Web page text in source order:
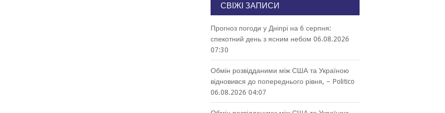
СВІЖІ ЗАПИСИ
Прогноз погоди у Дніпрі на 6 серпня:
спекотний день з ясним небом 06.08.2026
07:30
Обмін розвідданими між США та Україною
відновився до попереднього рівня, – Politico
06.08.2026 04:07